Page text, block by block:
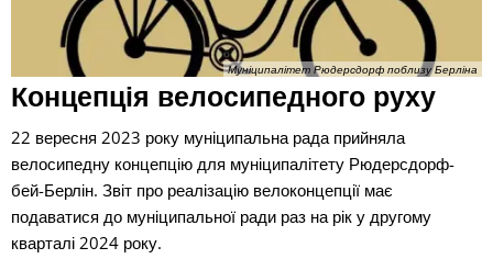
Муніципалітет Рюдерсдорф поблизу Берліна
Концепція велосипедного руху
22 вересня 2023 року муніципальна рада прийняла
велосипедну концепцію для муніципалітету Рюдерсдорф-
бей-Берлін. Звіт про реалізацію велоконцепції має
подаватися до муніципальної ради раз на рік у другому
кварталі 2024 року.